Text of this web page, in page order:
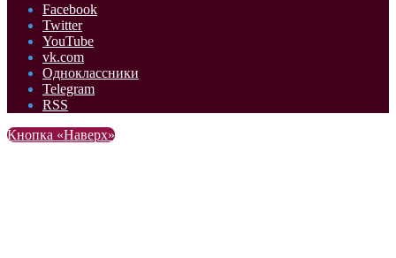
Facebook
Twitter
YouTube
vk.com
Одноклассники
Telegram
RSS
Кнопка «Наверх»